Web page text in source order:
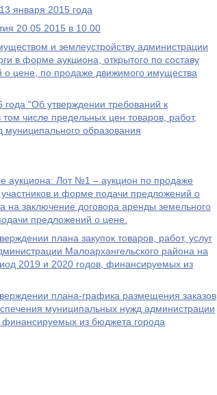
января 2015 года
20.05.2015 в 10.00
и землеустройству администрации
в форме аукциона, открытого по составу
цене, по продаже движимого имущества
"Об утверждении требований к
числе предельных цен товаров, работ,
муниципального образования
аукциона: Лот №1 – аукцион по продаже
участников и форме подачи предложений о
заключение договора аренды земельного
предложений о цене.
плана закупок товаров, работ, услуг
Малоархангельского района на
2019 и 2020 годов, финансируемых из
плана-графика размещения заказов
муниципальных нужд администрации
финансируемых из бюджета города